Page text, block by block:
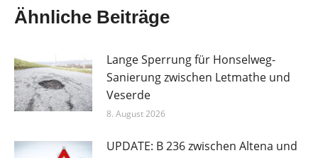
Ähnliche Beiträge
Lange Sperrung für Honselweg-
Sanierung zwischen Letmathe und
Veserde
8. August 2026
UPDATE: B 236 zwischen Altena und